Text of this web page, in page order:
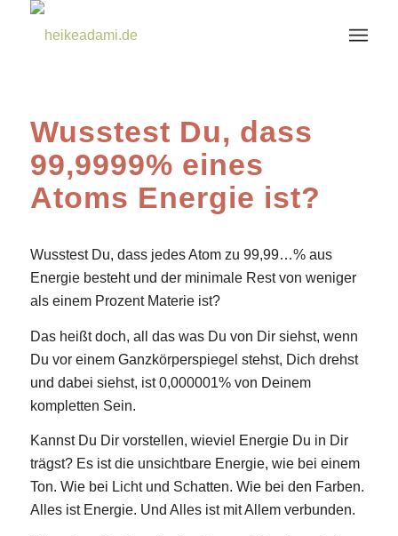
Wusstest Du, dass
99,9999% eines
Atoms Energie ist?
Wusstest Du, dass jedes Atom zu 99,99…% aus
Energie besteht und der minimale Rest von weniger
als einem Prozent Materie ist?
Das heißt doch, all das was Du von Dir siehst, wenn
Du vor einem Ganzkörperspiegel stehst, Dich drehst
und dabei siehst, ist 0,000001% von Deinem
kompletten Sein.
Kannst Du Dir vorstellen, wieviel Energie Du in Dir
trägst? Es ist die unsichtbare Energie, wie bei einem
Ton. Wie bei Licht und Schatten. Wie bei den Farben.
Alles ist Energie. Und Alles ist mit Allem verbunden.